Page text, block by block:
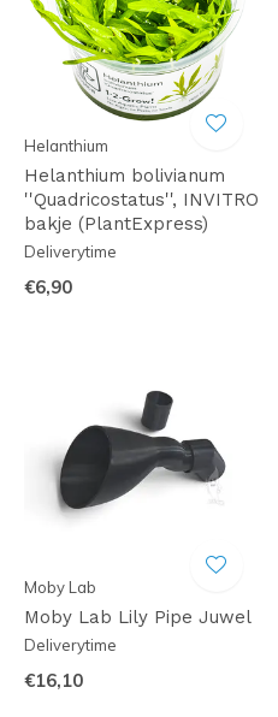
Helanthium
Helanthium bolivianum
''Quadricostatus'', INVITRO
bakje (PlantExpress)
Deliverytime
€6,90
Moby Lab
Moby Lab Lily Pipe Juwel
Deliverytime
€16,10